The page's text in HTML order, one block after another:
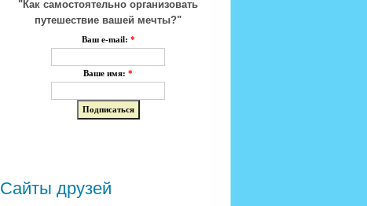
"Как самостоятельно организовать
путешествие вашей мечты?"
Ваш e-mail: *
Ваше имя: *
Сайты друзей